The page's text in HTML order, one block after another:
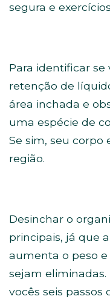
segura e
Para identificar se
retenção de
área inchada e
uma espécie de
Se sim, seu corpo
região.
Desinchar o
principais, já que
aumenta o peso
sejam
vocês seis passos